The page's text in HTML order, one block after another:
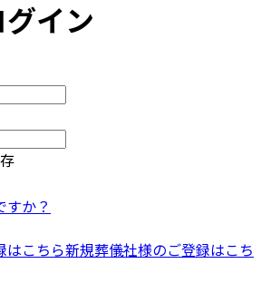
イン
すか？
はこちら新規葬儀社様のご登録はこち